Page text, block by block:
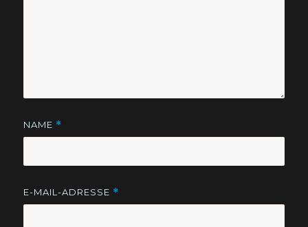
NAME *
E-MAIL-ADRESSE *